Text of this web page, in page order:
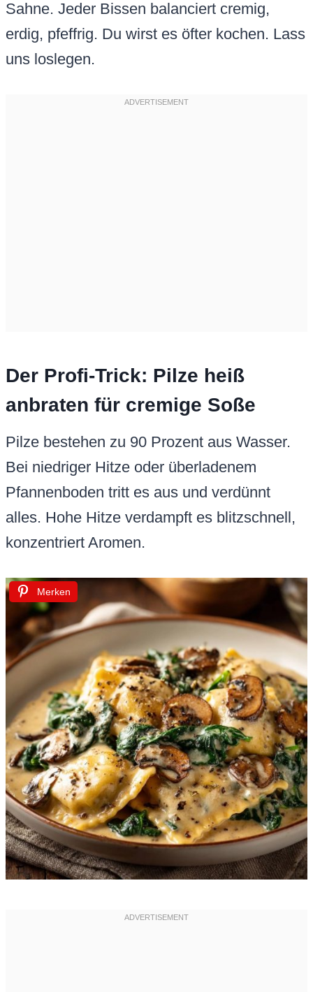
Sahne. Jeder Bissen balanciert cremig,
erdig, pfeffrig. Du wirst es öfter kochen. Lass
uns loslegen.
Der Profi-Trick: Pilze heiß
anbraten für cremige Soße
Pilze bestehen zu 90 Prozent aus Wasser.
Bei niedriger Hitze oder überladenem
Pfannenboden tritt es aus und verdünnt
alles. Hohe Hitze verdampft es blitzschnell,
konzentriert Aromen.
Merken